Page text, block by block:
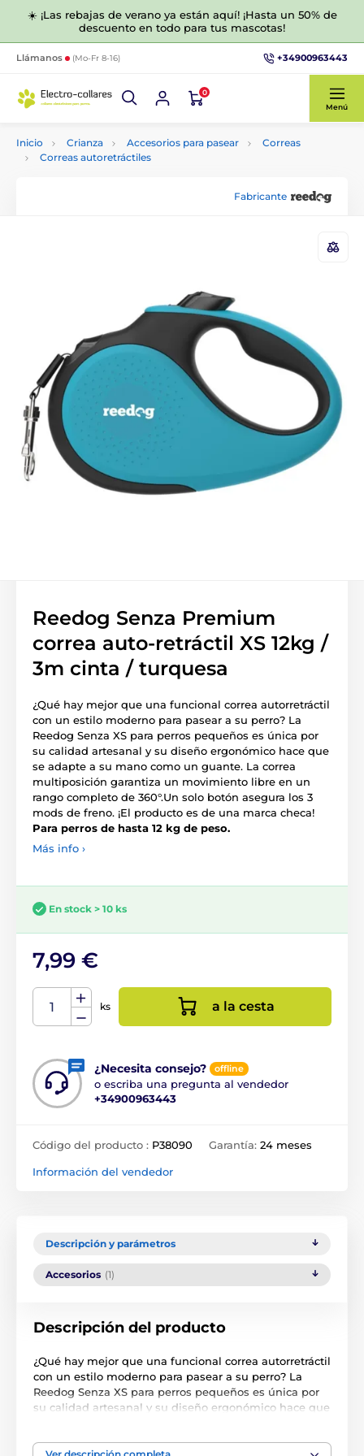
☀️ ¡Las rebajas de verano ya están aquí! ¡Hasta un 50% de
descuento en todo para tus mascotas!
Llámanos (Mo-Fr 8-16) +34900963443
0
Menú
Inicio Crianza Accesorios para pasear
Correas
Correas autoretráctiles
Fabricante
Reedog Senza Premium
correa auto-retráctil XS 12kg /
3m cinta / turquesa
¿Qué hay mejor que una funcional correa autorretráctil
con un estilo moderno para pasear a su perro? La
Reedog Senza XS para perros pequeños es única por
su calidad artesanal y su diseño ergonómico hace que
se adapte a su mano como un guante. La correa
multiposición garantiza un movimiento libre en un
rango completo de 360°.Un solo botón asegura los 3
mods de freno. ¡El producto es de una marca checa!
Para perros de hasta 12 kg de peso.
Más info ›
En stock > 10 ks
7,99 €
ks a la cesta
¿Necesita consejo? offline
o escriba una pregunta al vendedor
+34900963443
Código del producto : P38090 Garantía: 24 meses
Información del vendedor
Descripción y parámetros
Accesorios (1)
Descripción del producto
¿Qué hay mejor que una funcional correa autorretráctil
con un estilo moderno para pasear a su perro? La
Reedog Senza XS para perros pequeños es única por
su calidad artesanal y su diseño ergonómico hace que